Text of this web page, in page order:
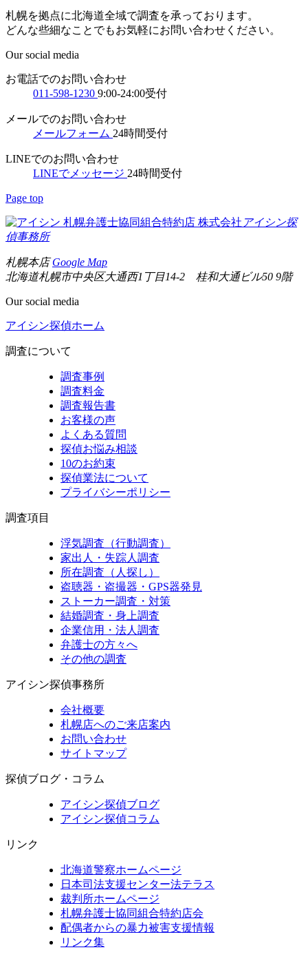
札幌を拠点に北海道全域で調査を承っております。
どんな些細なことでもお気軽にお問い合わせください。
Our social media
お電話でのお問い合わせ
011-598-1230 9:00-24:00受付
メールでのお問い合わせ
メールフォーム 24時間受付
LINEでのお問い合わせ
LINEでメッセージ 24時間受付
Page top
札幌弁護士協同組合特約店 株式会社 アイシン探
偵事務所
札幌本店Google Map
北海道札幌市中央区大通西1丁目14-2 桂和大通ビル50 9階
Our social media
アイシン探偵ホーム
調査について
調査事例
調査料金
調査報告書
お客様の声
よくある質問
探偵お悩み相談
10のお約束
探偵業法について
プライバシーポリシー
調査項目
浮気調査（行動調査）
家出人・失踪人調査
所在調査（人探し）
盗聴器・盗撮器・GPS器発見
ストーカー調査・対策
結婚調査・身上調査
企業信用・法人調査
弁護士の方々へ
その他の調査
アイシン探偵事務所
会社概要
札幌店へのご来店案内
お問い合わせ
サイトマップ
探偵ブログ・コラム
アイシン探偵ブログ
アイシン探偵コラム
リンク
北海道警察ホームページ
日本司法支援センター法テラス
裁判所ホームページ
札幌弁護士協同組合特約店会
配偶者からの暴力被害支援情報
リンク集